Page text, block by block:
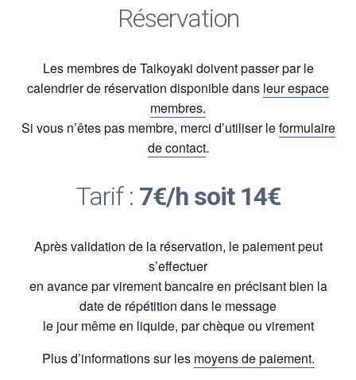
Réservation
Les membres de Taikoyaki doivent passer par le
calendrier de réservation disponible dans leur espace
membres.
Si vous n’êtes pas membre, merci d’utiliser leformulaire
de contact.
Tarif : 7€/h soit 14€
Après validation de la réservation, le paiement peut
s’effectuer
en avance par virement bancaire en précisant bien la
date de répétition dans le message
le jour même en liquide, par chèque ou virement
Plus d’informations sur les moyens de paiement.